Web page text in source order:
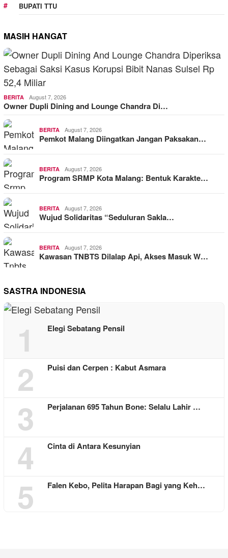
BUPATI TTU
MASIH HANGAT
BERITA August 7, 2026
Owner Dupli Dining and Lounge Chandra Di…
BERITA August 7, 2026
Pemkot Malang Diingatkan Jangan Paksakan…
BERITA August 7, 2026
Program SRMP Kota Malang: Bentuk Karakte…
BERITA August 7, 2026
Wujud Solidaritas “Seduluran Sakla…
BERITA August 7, 2026
Kawasan TNBTS Dilalap Api, Akses Masuk W…
SASTRA INDONESIA
1 Elegi Sebatang Pensil
2 Puisi dan Cerpen : Kabut Asmara
3 Perjalanan 695 Tahun Bone: Selalu Lahir …
4 Cinta di Antara Kesunyian
5 Falen Kebo, Pelita Harapan Bagi yang Keh…